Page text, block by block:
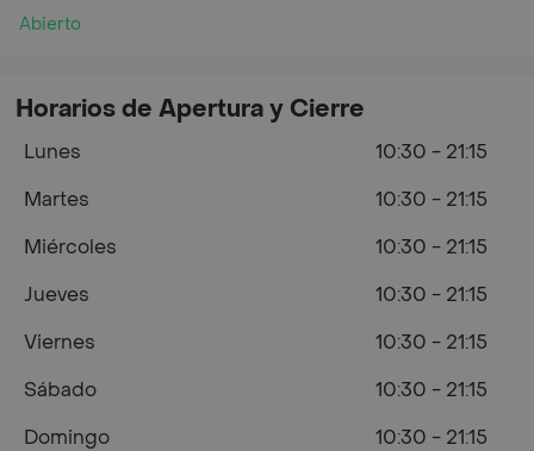
Abierto
Horarios de Apertura y Cierre
Lunes
10:30 - 21:15
Martes
10:30 - 21:15
Miércoles
10:30 - 21:15
Jueves
10:30 - 21:15
Viernes
10:30 - 21:15
Sábado
10:30 - 21:15
Domingo
10:30 - 21:15